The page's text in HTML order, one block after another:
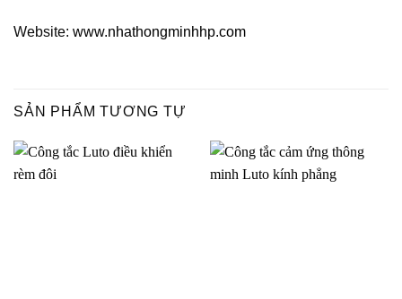
Website: www.nhathongminhhp.com
SẢN PHẨM TƯƠNG TỰ